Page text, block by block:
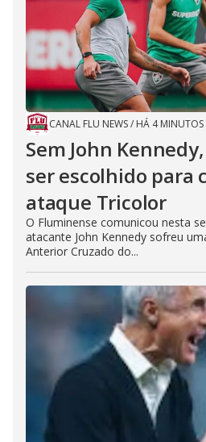
CANAL FLU NEWS/ HÁ 4 MINUTOS
Sem John
ser escolhido para
ataque Tricolor
O Fluminense comunicou nesta
atacante John Kennedy sofreu
Anterior Cruzado do...